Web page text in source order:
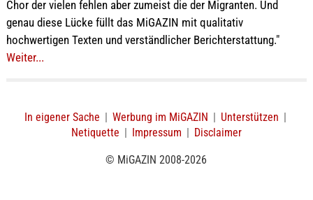
Chor der vielen fehlen aber zumeist die der Migranten. Und
genau diese Lücke füllt das MiGAZIN mit qualitativ
hochwertigen Texten und verständlicher Berichterstattung."
Weiter...
In eigener Sache Werbung im MiGAZIN Unterstützen
Netiquette
Impressum Disclaimer
© MiGAZIN 2008-2026